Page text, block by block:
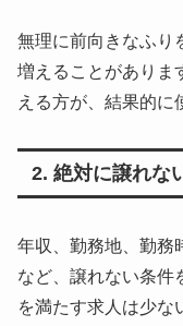
無理に前向きなふり
増えることがありま
える方が、結果的に
2. 絶対に譲れな
年収、勤務地、勤務
など、譲れない条件
を満たす求人は少な